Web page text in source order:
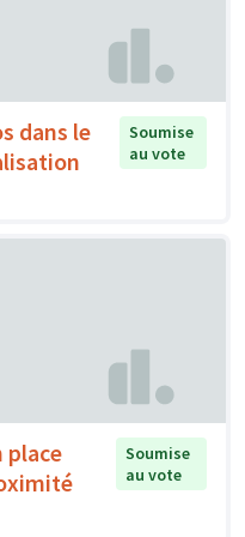
dans le
Soumise
au vote
place
Soumise
au vote